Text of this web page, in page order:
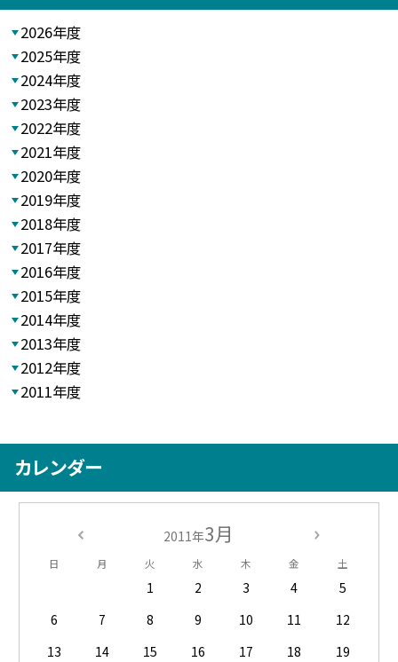
2026年度
2025年度
2024年度
2023年度
2022年度
2021年度
2020年度
2019年度
2018年度
2017年度
2016年度
2015年度
2014年度
2013年度
2012年度
2011年度
カレンダー
2011年3月
日 月 火 水 木 金 土
1 2 3 4
5
6
7 8 9 10 11
12
13
14 15 16 17 18
19